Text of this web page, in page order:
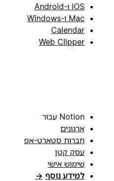
iOS ו-Android
Mac ו-Windows
Calendar
Web Clipper
Notion עבור
ארגונים
חברות סטארט-אפ
עסק קטן
שימוש אישי
למידע נוסף →